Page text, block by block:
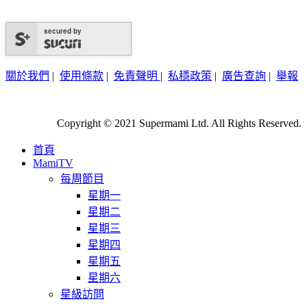
secured by
關於我們 | 使用條款 | 免責聲明 | 私穩政策 | 廣告查詢 | 舉報
Copyright © 2021 Supermami Ltd. All Rights Reserved.
首頁
MamiTV
每周節目
星期一
星期二
星期三
星期四
星期五
星期六
星級訪問